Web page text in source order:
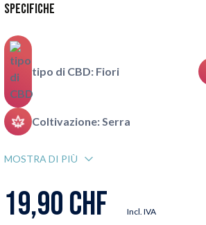
Specifiche
tipo di CBD: Fiori
Coltivazione: Serra
MOSTRA DI PIÙ
19,90 CHF Incl. IVA